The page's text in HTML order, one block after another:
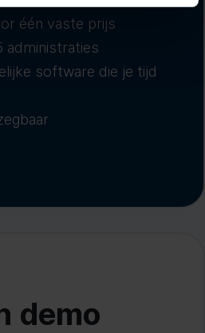
één vaste prijs
administraties
software die je tijd
demo